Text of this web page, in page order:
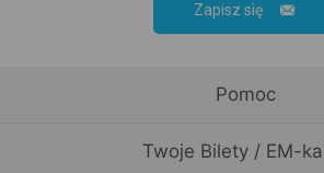
Zapisz się
Pomoc
Twoje Bilety / EM-